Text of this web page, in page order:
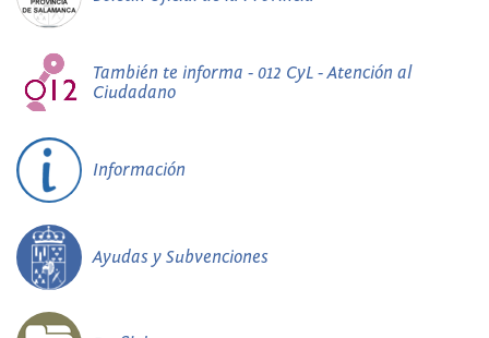
También te informa - 012 CyL - Atención al
Ciudadano
Información
Ayudas y Subvenciones